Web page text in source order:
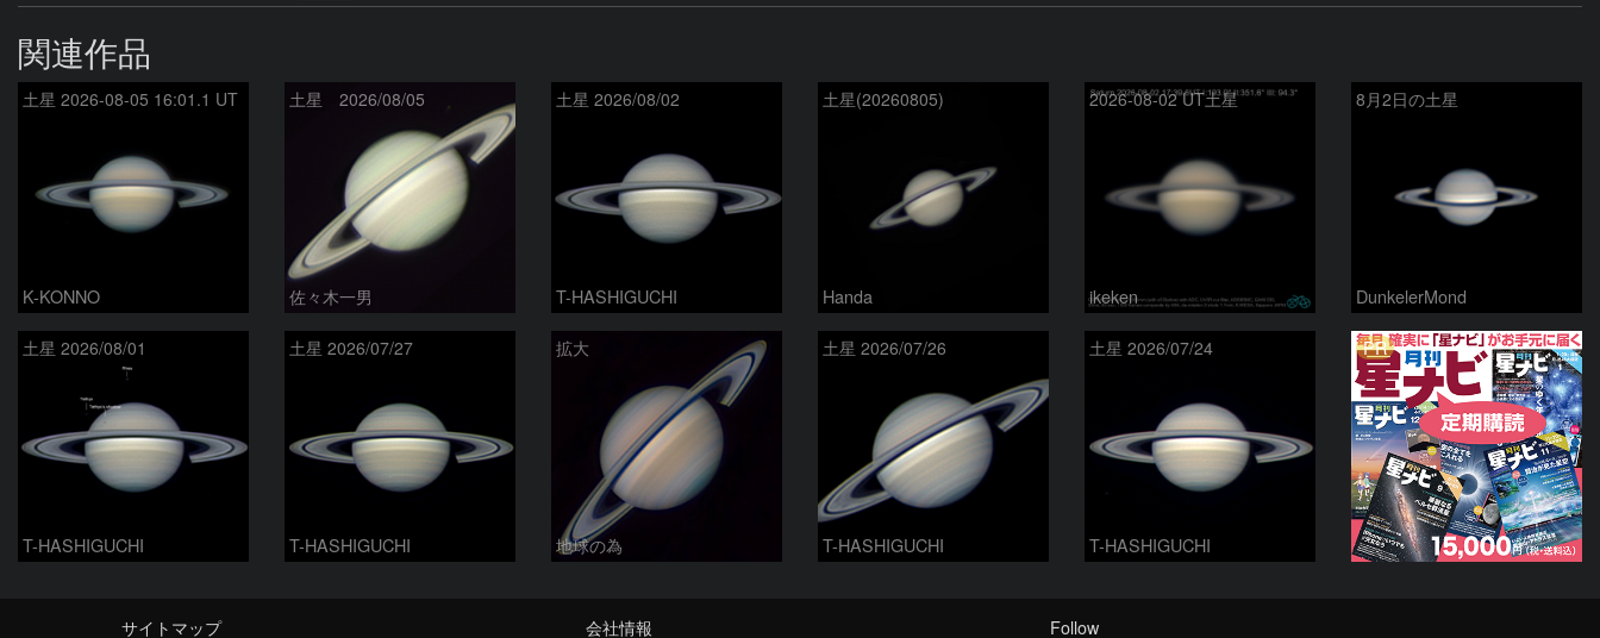
関連作品
土星 2026-08-05 16:01.1 UT
K-KONNO
土星 2026/08/05
佐々木一男
土星 2026/08/02
T-HASHIGUCHI
土星(20260805)
Handa
2026-08-02 UT土星
ikeken
8月2日の土星
DunkelerMond
土星 2026/08/01
T-HASHIGUCHI
土星 2026/07/27
T-HASHIGUCHI
拡大
地球の為
土星 2026/07/26
T-HASHIGUCHI
土星 2026/07/24
T-HASHIGUCHI
PR
サイトマップ 会社情報 Follow